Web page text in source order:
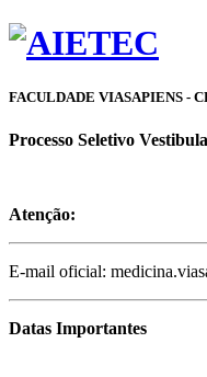
FACULDADE VIASAPIENS -
Processo Seletivo
Atenção:
E-mail oficial:
Datas Importantes